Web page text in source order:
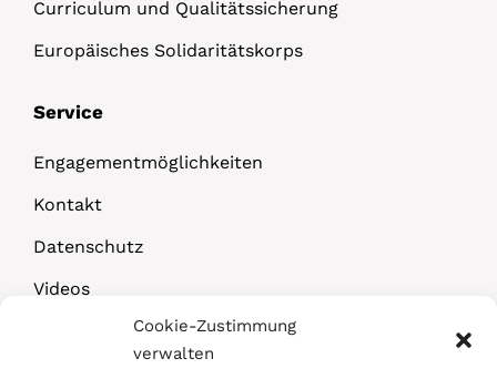
Cookie-Zustimmung
verwalten
Curriculum und Qualitätssicherung
Europäisches Solidaritätskorps
Service
Engagementmöglichkeiten
Kontakt
Datenschutz
Videos